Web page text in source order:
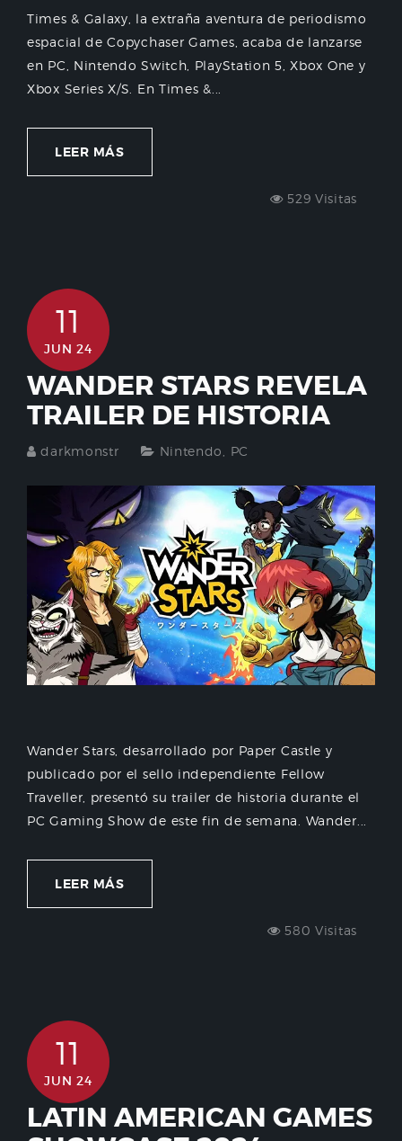
Times & Galaxy, la extraña aventura de periodismo
espacial de Copychaser Games, acaba de lanzarse
en PC, Nintendo Switch, PlayStation 5, Xbox One y
Xbox Series X/S. En Times &...
LEER MÁS
529 Visitas
11
JUN 24
WANDER STARS REVELA
TRAILER DE HISTORIA
darkmonstr Nintendo PC
Wander Stars, desarrollado por Paper Castle y
publicado por el sello independiente Fellow
Traveller, presentó su trailer de historia durante el
PC Gaming Show de este fin de semana. Wander...
LEER MÁS
580 Visitas
11
JUN 24
LATIN AMERICAN GAMES